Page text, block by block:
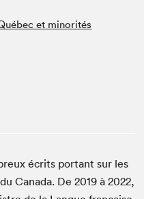
et minorités
écrits portant sur les
Canada. De 2019 à 2022,